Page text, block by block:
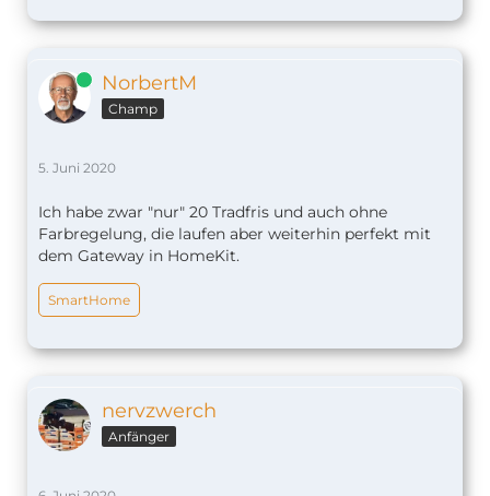
Online NorbertM
Champ
5. Juni 2020
Ich habe zwar "nur" 20 Tradfris und auch ohne
Farbregelung, die laufen aber weiterhin perfekt mit
dem Gateway in HomeKit.
SmartHome
nervzwerch
Anfänger